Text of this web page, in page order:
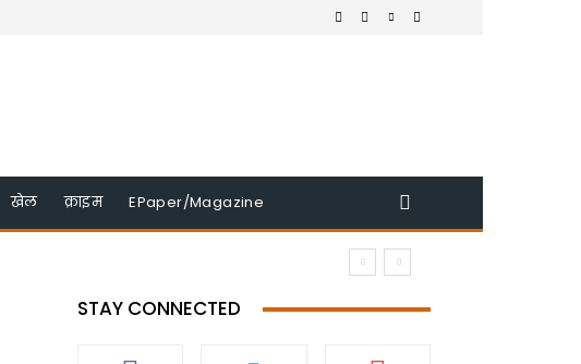
खेल क्राइम EPaper/Magazine
STAY CONNECTED